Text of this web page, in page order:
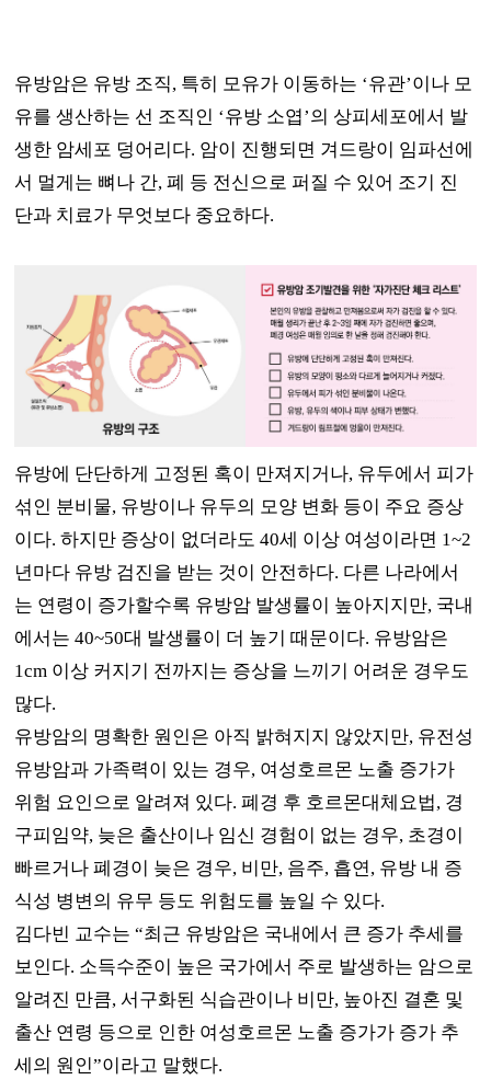
유방암은 유방 조직, 특히 모유가 이동하는 ‘유관’이나 모
유를 생산하는 선 조직인 ‘유방 소엽’의 상피세포에서 발
생한 암세포 덩어리다. 암이 진행되면 겨드랑이 임파선에
서 멀게는 뼈나 간,폐 등 전신으로 퍼질 수 있어 조기 진
단과 치료가 무엇보다 중요하다.
유방에 단단하게 고정된 혹이 만져지거나, 유두에서 피가
섞인 분비물, 유방이나 유두의 모양 변화 등이 주요 증상
이다.하지만 증상이 없더라도40세 이상 여성이라면 1~2
년마다 유방 검진을 받는 것이 안전하다. 다른 나라에서
는 연령이 증가할수록 유방암 발생률이 높아지지만, 국내
에서는40~50대 발생률이 더 높기 때문이다. 유방암은
1cm 이상 커지기 전까지는 증상을 느끼기 어려운 경우도
많다.
유방암의 명확한 원인은 아직 밝혀지지 않았지만, 유전성
유방암과 가족력이 있는 경우, 여성호르몬 노출 증가가
위험 요인으로 알려져 있다.폐경 후 호르몬대체요법, 경
구피임약, 늦은 출산이나 임신 경험이 없는 경우, 초경이
빠르거나 폐경이 늦은 경우, 비만, 음주, 흡연 , 유방 내 증
식성 병변의 유무 등도 위험도를 높일 수 있다.
김다빈 교수는“최근 유방암은 국내에서 큰 증가 추세를
보인다. 소득수준이 높은 국가에서 주로 발생하는 암으로
알려진 만큼, 서구화된 식습관이나 비만, 높아진 결혼 및
출산 연령 등으로 인한 여성호르몬 노출 증가가 증가 추
세의 원인”이라고 말했다.